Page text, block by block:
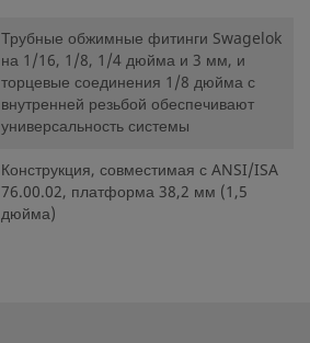
Трубные обжимные фитинги Swagelok
на 1/16, 1/8, 1/4 дюйма и 3 мм, и
торцевые соединения 1/8 дюйма с
внутренней резьбой обеспечивают
универсальность системы
Конструкция, совместимая с ANSI/ISA
76.00.02, платформа 38,2 мм (1,5
дюйма)